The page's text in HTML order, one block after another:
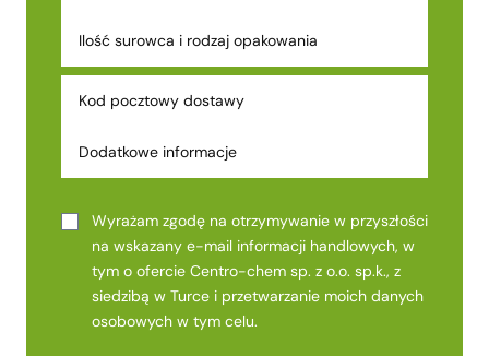
Wyrażam zgodę na otrzymywanie w przyszłości
na wskazany e-mail informacji handlowych, w
tym o ofercie Centro-chem sp. z o.o. sp.k., z
siedzibą w Turce i przetwarzanie moich danych
osobowych w tym celu.